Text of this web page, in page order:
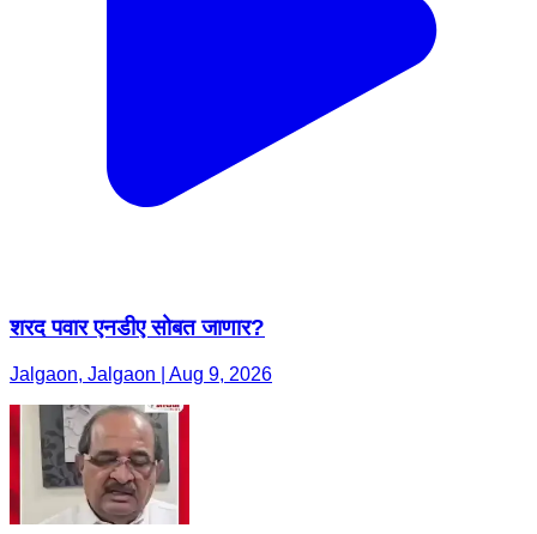
शरद पवार एनडीए सोबत जाणार?
Jalgaon, Jalgaon | Aug 9, 2026